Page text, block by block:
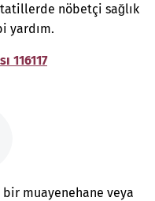
nöbetçi sağlık
yardım.
116117
muayenehane veya